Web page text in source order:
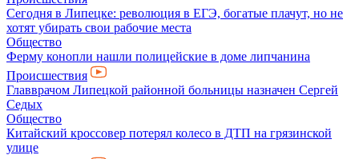
Сегодня в Липецке: революция в ЕГЭ, богатые плачут, но не
хотят убирать свои рабочие места
Общество
Ферму конопли нашли полицейские в доме липчанина
Происшествия
Главврачом Липецкой районной больницы назначен Сергей
Седых
Общество
Китайский кроссовер потерял колесо в ДТП на грязинской
улице